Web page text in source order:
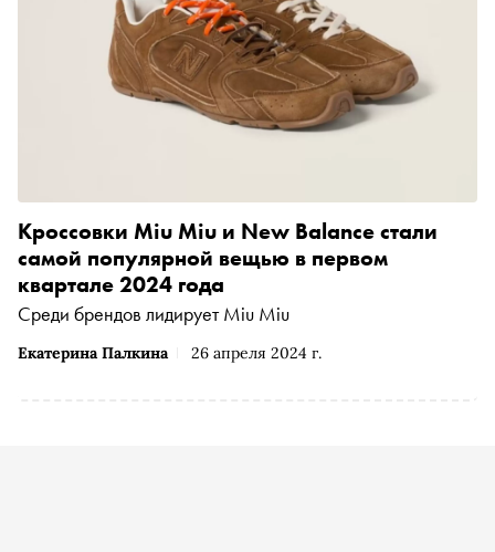
Екатерина Палкина 26 апреля 2024 г.
Кроссовки Miu Miu и New Balance стали
самой популярной вещью в первом
квартале 2024 года
Среди брендов лидирует Miu Miu